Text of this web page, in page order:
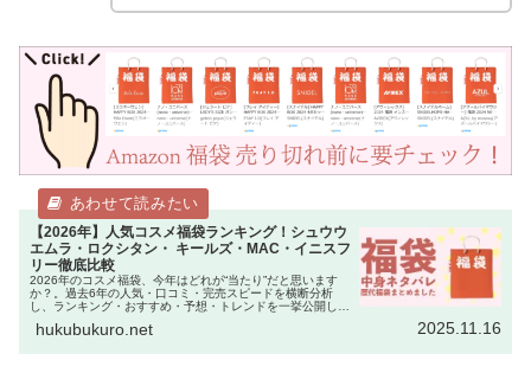
【2026年】人気コスメ福袋ランキング！シュウウ
エムラ・ロクシタン・ キールズ・MAC・イニスフ
リー徹底比較
2026年のコスメ福袋、今年はどれが“当たり”だと思います
か？。過去6年の人気・口コミ・完売スピードを横断分析
し、ランキング・おすすめ・予想・トレンドを一挙公開しま
ているはずです。本記…
hukubukuro.net 2025.11.16